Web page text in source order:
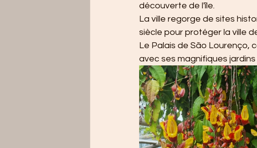
découverte de l'île.
La ville regorge de sites
siècle pour protéger la ville
Le Palais de São Lourenço,
avec ses magnifiques